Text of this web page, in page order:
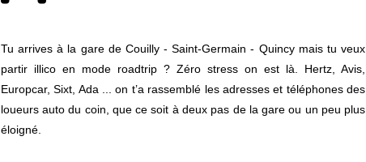
Tu arrives à la gare de Couilly - Saint-Germain - Quincy mais tu veux
partir illico en mode roadtrip ? Zéro stress on est là. Hertz, Avis,
Europcar, Sixt, Ada ... on t’a rassemblé les adresses et téléphones des
loueurs auto du coin, que ce soit à deux pas de la gare ou un peu plus
éloigné.